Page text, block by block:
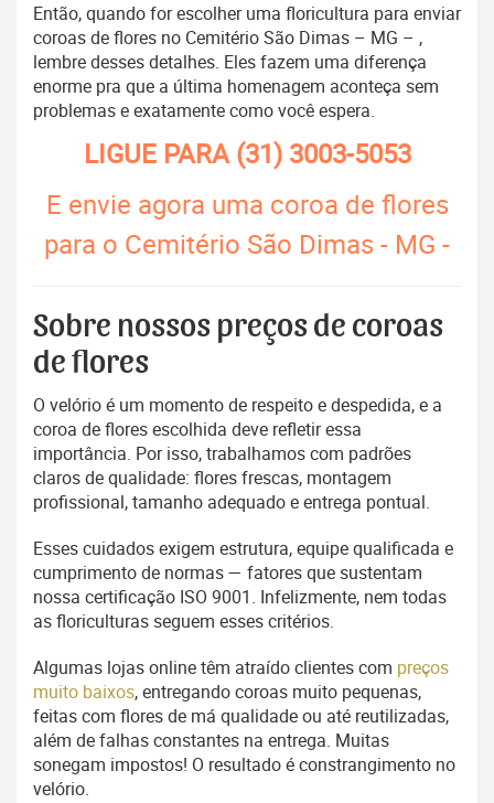
Então, quando for escolher uma floricultura para enviar
coroas de flores no Cemitério São Dimas – MG – ,
lembre desses detalhes. Eles fazem uma diferença
enorme pra que a última homenagem aconteça sem
problemas e exatamente como você espera.
LIGUE PARA(31) 3003-5053
E envie agora uma coroa de flores
para o Cemitério São Dimas - MG -
Sobre nossos preços de coroas
de flores
O velório é um momento de respeito e despedida, e a
coroa de flores escolhida deve refletir essa
importância. Por isso, trabalhamos com padrões
claros de qualidade: flores frescas, montagem
profissional, tamanho adequado e entrega pontual.
Esses cuidados exigem estrutura, equipe qualificada e
cumprimento de normas — fatores que sustentam
nossa certificação ISO 9001. Infelizmente, nem todas
as floriculturas seguem esses critérios.
Algumas lojas online têm atraído clientes com preços
muito baixos, entregando coroas muito pequenas,
feitas com flores de má qualidade ou até reutilizadas,
além de falhas constantes na entrega. Muitas
sonegam impostos! O resultado é constrangimento no
velório.